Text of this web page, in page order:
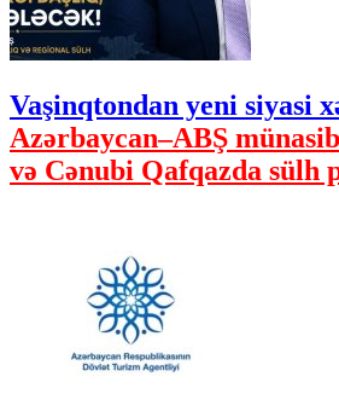
Vaşinqtondan yeni siyasi
Azərbaycan–ABŞ
və Cənubi Qafqazda sülh